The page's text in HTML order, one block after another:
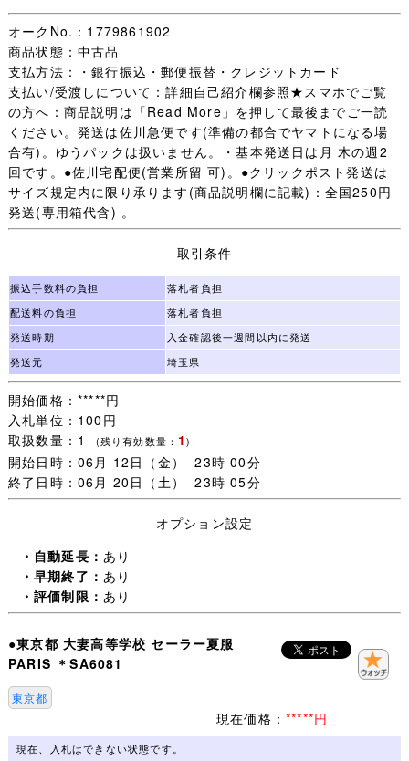
・【 評価：新規の方 いたずら入札防止の為 】
評価新規の方は［責任をもって取引する］ことをご入札前
に質問欄からお約束ください。
(「 入札します 」だけは不可 お約束のない場合は残念です
が入札をお取り消しすることがあります。)
未連絡 未入金 キャンセルの多くが評価新規の方で、本当
に困っています。
（いたずら落札は随時必ず管理人様へID報告します。)
迷惑な方はごく一部で評価新規の殆どの方は問題なく取引
一部の方のために誠に申し訳ございません。
・オークション終了後(休業日を除く)24時間以内のご連絡
(取引開始)、送料連絡後金融機関の3営業日以内のご入金、
をご承諾いただける方のみご検討下さいますようお願いし
ます。
・一週間以内にご落札いただいた品については同梱包いた
します。
ご注意：一緒に発送する品を、すべてご落札いただいてか
らお取引を開始してください。
取引ナビで一覧に表示されない品は同梱包できません。落
札手続き【 取引開始 】をすると、その後のご落札は別梱
・未連絡のままだと【 落札者都合によるキャンセル 】に
なりますので、
追加同梱予定がある場合は【 取引開始 】をしないで取引
・発送日は 月・木曜日(入金確認当日午前中〆切)の週２回
とさせていただきます。
・買取に出ることも多いので、(月)(木)と重なった場合は
発送が一日遅くなることがあります。
・土日祭日はお取引全般お休みさせていただきます。
オークNo.：1779861902
商品状態：中古品
支払方法：・銀行振込・郵便振替・クレジットカード
支払い/受渡しについて：詳細自己紹介欄参照★スマホでご覧
の方へ：商品説明は「Read More」を押して最後までご一読
ください。発送は佐川急便です(準備の都合でヤマトになる場
合有)。ゆうパックは扱いません。・基本発送日は月 木の週2
回です。●佐川宅配便(営業所留 可)。●クリックポスト発送は
サイズ規定内に限り承ります(商品説明欄に記載)：全国250円
発送(専用箱代含) 。
取引条件
振込手数料の負担 落札者負担
配送料の負担 落札者負担
発送時期 入金確認後一週間以内に発送
発送元 埼玉県
開始価格：*****円
入札単位：100円
取扱数量：1
(残り有効数量： 1)
開始日時：06月 12日（金） 23時 00分
終了日時：06月 20日（土） 23時 05分
オプション設定
・自動延長： あり
・早期終了： あり
・評価制限： あり
●東京都 大妻高等学校 セーラー夏服
PARIS ＊SA6081
東京都
現在価格： *****円
現在、入札はできない状態です。